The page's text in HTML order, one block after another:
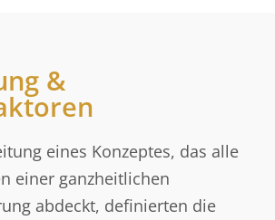
&
eines Konzeptes, das alle
einer ganzheitlichen
abdeckt, definierten die